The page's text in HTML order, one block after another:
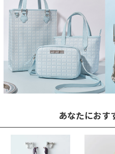
あなたにおす